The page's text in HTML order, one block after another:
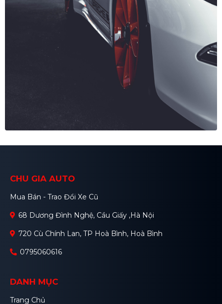
CHU GIA AUTO
Mua Bán - Trao Đổi Xe Cũ
68 Dương Đình Nghệ, Cầu Giấy ,Hà Nội
720 Cù Chính Lan, TP Hoà Bình, Hoà Bình
0795060616
DANH MỤC
Trang Chủ